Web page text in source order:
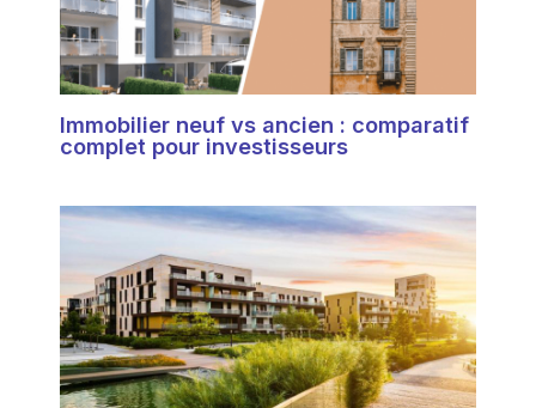
Immobilier neuf vs ancien : comparatif
complet pour investisseurs